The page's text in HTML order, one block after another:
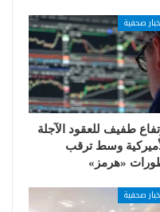
صحفية
طفيف للعقود الآجلة
وسط ترقب
«هرمز»
صحفية